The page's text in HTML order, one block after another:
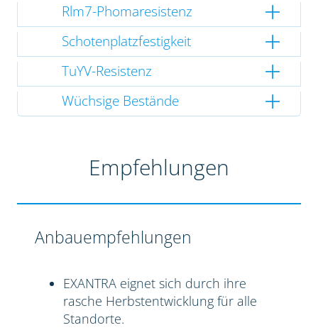
Rlm7-Phomaresistenz
Schotenplatzfestigkeit
TuYV-Resistenz
Wüchsige Bestände
Empfehlungen
Anbauempfehlungen
EXANTRA eignet sich durch ihre
rasche Herbstentwicklung für alle
Standorte.